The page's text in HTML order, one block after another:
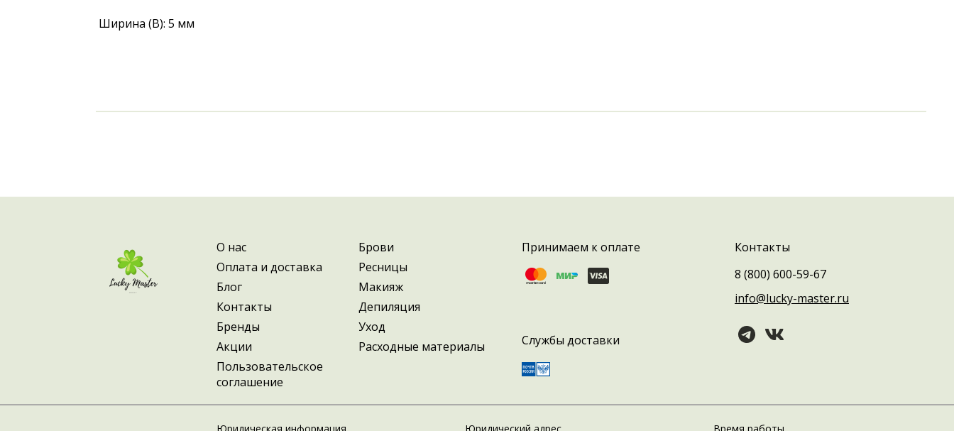
Ширина (B): 5 мм
О нас
Оплата и доставка
Блог
Контакты
Бренды
Акции
Пользовательское
соглашение
Брови
Ресницы
Макияж
Депиляция
Уход
Расходные материалы
Принимаем к оплате
Службы доставки
Контакты
8 (800) 600-59-67
info@lucky-master.ru